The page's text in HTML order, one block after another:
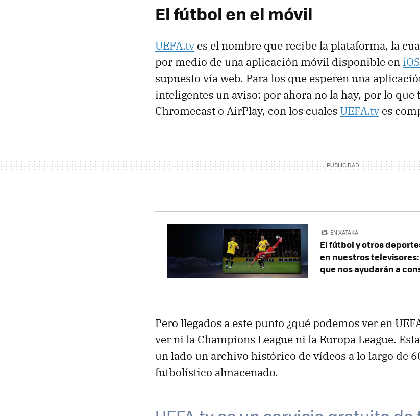
El fútbol en el móvil
UEFA.tves el nombre que recibe la plataforma, la
por medio de una aplicación móvil disponible en iOS
supuesto vía web. Para los que esperen una
inteligentes un aviso: por ahora no la hay, por lo
Chromecast o AirPlay, con los cuales UEFA.tves
EN XATAKA
El fútbol y otros
en nuestros
que nos ayudarán a
Pero llegados a este punto ¿qué podemos ver en
ver ni la Champions League ni la Europa League.
un lado un archivo histórico de vídeos a lo largo de
futbolístico almacenado.